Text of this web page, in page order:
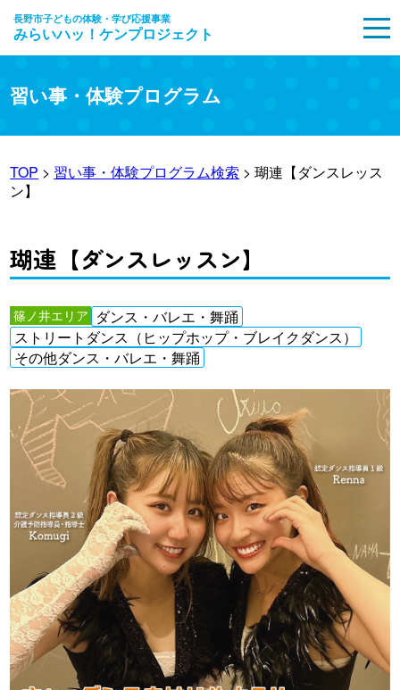
長野市子どもの体験・学び応援事業
みらいハッ！ケンプロジェクト
習い事・体験プログラム
TOP > 習い事・体験プログラム検索 > 瑚連【ダンスレッス
ン】
瑚連【ダンスレッスン】
篠ノ井エリア ダンス・バレエ・舞踊
ストリートダンス（ヒップホップ・ブレイクダンス）
その他ダンス・バレエ・舞踊